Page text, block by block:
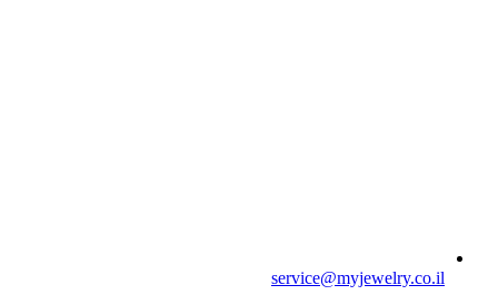
service@myjewelry.co.il